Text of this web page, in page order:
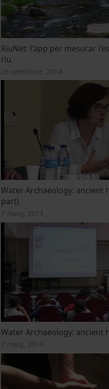
RiuNet: l'app per mesurar
riu
26 setembre, 2014
Water Archaeology: ancient
part)
7 maig, 2014
Water Archaeology: ancient
7 maig, 2014